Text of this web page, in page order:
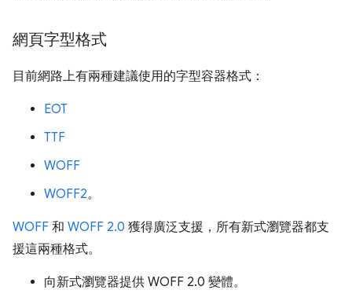
網頁字型格式
目前網路上有兩種建議使用的字型容器格式：
EOT
TTF
WOFF
WOFF2。
WOFF 和 WOFF 2.0 獲得廣泛支援，所有新式瀏覽器都支
援這兩種格式。
向新式瀏覽器提供 WOFF 2.0 變體。